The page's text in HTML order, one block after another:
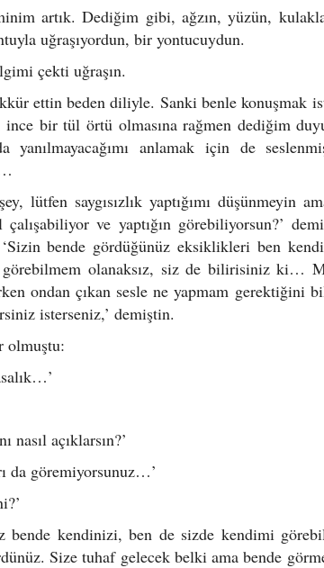
artık. Dediğim gibi, ağzın, yüzün,
uğraşıyordun, bir yontucuydun.
çekti uğraşın.
ettin beden diliyle. Sanki benle konuşmak
bir tül örtü olmasına rağmen dediğim
yanılmayacağımı anlamak için de
saygısızlık yaptığımı düşünmeyin
ve yaptığın görebiliyorsun?’
bende gördüğünüz eksiklikleri ben
olanaksız, siz de bilirisiniz ki…
ondan çıkan sesle ne yapmam gerektiğini
isterseniz,’ demiştin.
olmuştu:
açıklarsın?’
da göremiyorsunuz…’
kendinizi, ben de sizde kendimi
Size tuhaf gelecek belki ama bende